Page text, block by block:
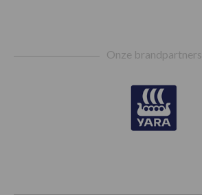
Onze brandpartners